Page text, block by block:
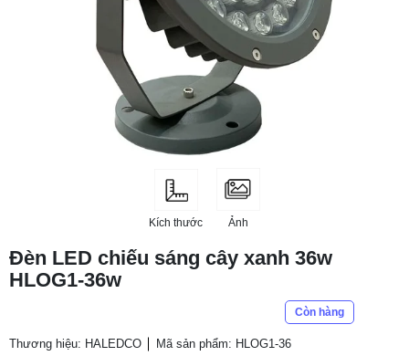
Kích thước Ảnh
Đèn LED chiếu sáng cây xanh 36w
HLOG1-36w
Còn hàng
Thương hiệu: HALEDCO Mã sản phẩm: HLOG1-36